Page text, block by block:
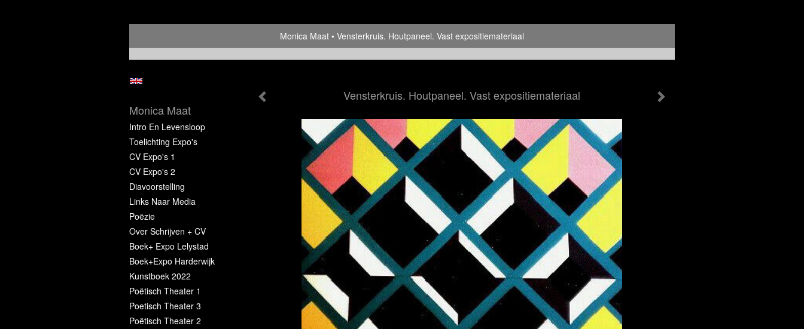
Monica Maat Vensterkruis. Houtpaneel. Vast expositiemateriaal
Vensterkruis. Houtpaneel. Vast expositiemateriaal
Monica Maat
Intro En Levensloop
Toelichting Expo's
CV Expo's 1
CV Expo's 2
Diavoorstelling
Links Naar Media
Poëzie
Over Schrijven + CV
Boek+ Expo Lelystad
Boek+Expo Harderwijk
Kunstboek 2022
Poëtisch Theater 1
Poetisch Theater 3
Poëtisch Theater 2